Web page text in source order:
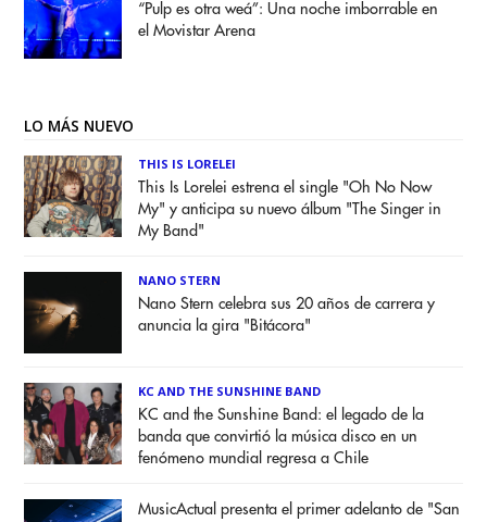
“Pulp es otra weá”: Una noche imborrable en
el Movistar Arena
LO MÁS NUEVO
THIS IS LORELEI
This Is Lorelei estrena el single "Oh No Now
My" y anticipa su nuevo álbum "The Singer in
My Band"
NANO STERN
Nano Stern celebra sus 20 años de carrera y
anuncia la gira "Bitácora"
KC AND THE SUNSHINE BAND
KC and the Sunshine Band: el legado de la
banda que convirtió la música disco en un
fenómeno mundial regresa a Chile
MusicActual presenta el primer adelanto de "San